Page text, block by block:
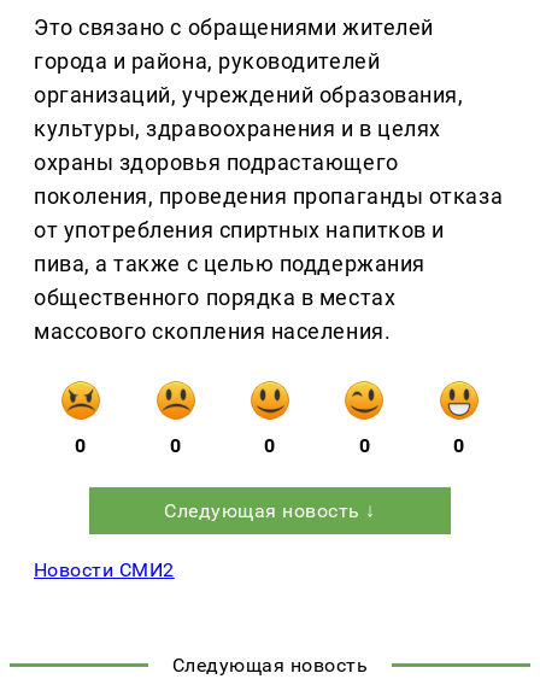
Это связано с обращениями жителей
города и района, руководителей
организаций, учреждений образования,
культуры, здравоохранения и в целях
охраны здоровья подрастающего
поколения, проведения пропаганды отказа
от употребления спиртных напитков и
пива, а также с целью поддержания
общественного порядка в местах
массового скопления населения.
0 0 0 0 0
Следующая новость ↓
Новости СМИ2
Следующая новость